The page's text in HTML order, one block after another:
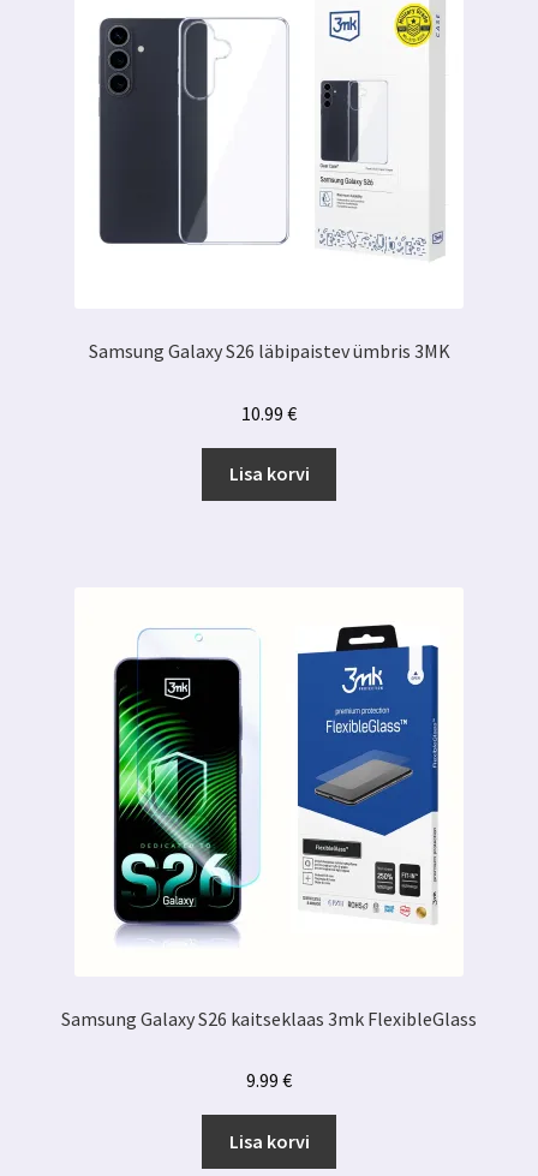
Samsung Galaxy S26 läbipaistev ümbris 3MK
10.99 €
Lisa korvi
Samsung Galaxy S26 kaitseklaas 3mk FlexibleGlass
9.99 €
Lisa korvi